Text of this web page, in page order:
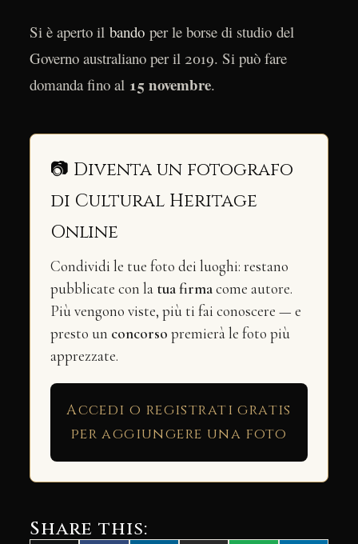
Si è aperto il bando per le borse di studio del
Governo australiano per il 2019. Si può fare
domanda fino al 15 novembre.
📷 Diventa un fotografo
di Cultural Heritage
Online
Condividi le tue foto dei luoghi: restano
pubblicate con la tua firmacome autore.
Più vengono viste, più ti fai conoscere — e
presto un concorso premierà le foto più
apprezzate.
Accedi o registrati gratis
per aggiungere una foto
Share this: